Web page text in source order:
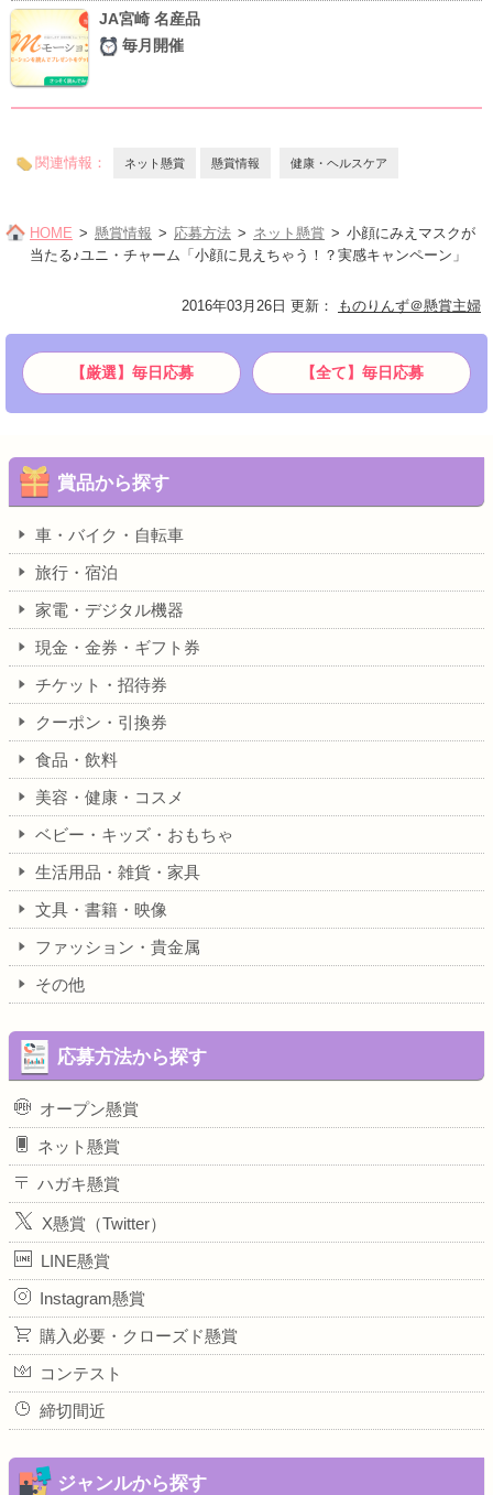
JA宮崎 名産品
毎月開催
関連情報： ネット懸賞 懸賞情報 健康・ヘルスケア
HOME 懸賞情報 応募方法 ネット懸賞
小顔にみえマスクが
当たる♪ユニ・チャーム「小顔に見えちゃう！？実感キャンペーン」
2016年03月26日 更新 ： ものりんず＠懸賞主婦
【厳選】毎日応募 【全て】毎日応募
賞品から探す
車・バイク・自転車
旅行・宿泊
家電・デジタル機器
現金・金券・ギフト券
チケット・招待券
クーポン・引換券
食品・飲料
美容・健康・コスメ
ベビー・キッズ・おもちゃ
生活用品・雑貨・家具
文具・書籍・映像
ファッション・貴金属
その他
応募方法から探す
オープン懸賞
ネット懸賞
ハガキ懸賞
X懸賞（Twitter）
LINE懸賞
Instagram懸賞
購入必要・クローズド懸賞
コンテスト
締切間近
ジャンルから探す